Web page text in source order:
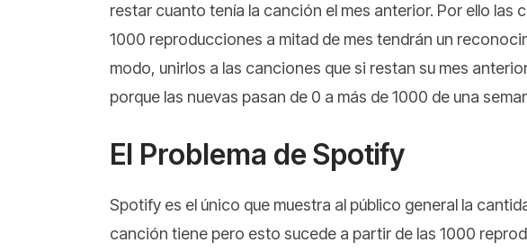
restar cuanto tenía la canción el mes anterior. Por ello las
1000 reproducciones a mitad de mes tendrán un
modo, unirlos a las canciones que si restan su mes
porque las nuevas pasan de 0 a más de 1000 de una
El Problema de Spotify
Spotify es el único que muestra al público general la
canción tiene pero esto sucede a partir de las 1000